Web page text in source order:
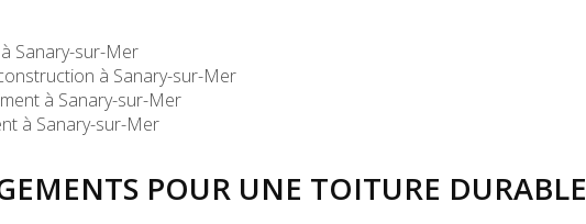
Sanary-sur-Mer
à Sanary-sur-Mer
à Sanary-sur-Mer
à Sanary-sur-Mer
POUR UNE TOITURE DURABLE